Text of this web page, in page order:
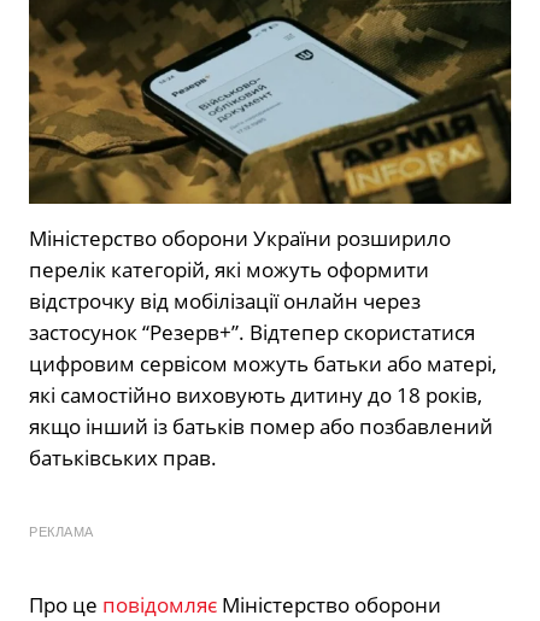
Міністерство оборони України розширило
перелік категорій, які можуть оформити
відстрочку від мобілізації онлайн через
застосунок “Резерв+”. Відтепер скористатися
цифровим сервісом можуть батьки або матері,
які самостійно виховують дитину до 18 років,
якщо інший із батьків помер або позбавлений
батьківських прав.
РЕКЛАМА
Про це повідомляє Міністерство оборони